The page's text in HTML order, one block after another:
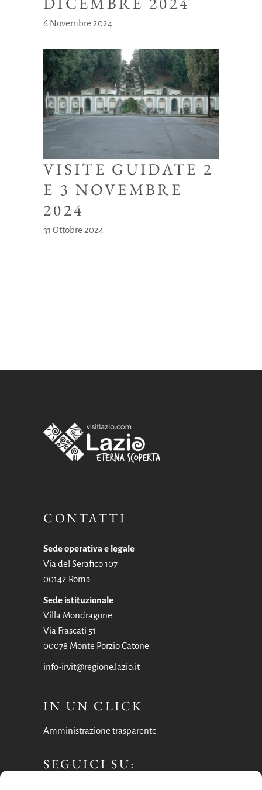
6 Novembre 2024
VISITE GUIDATE 2
E 3 NOVEMBRE
2024
31 Ottobre 2024
CONTATTI
Sede operativa e legale
Via del Serafico 107
00142 Roma
Sede istituzionale
Villa Mondragone
Via Frascati 51
00078 Monte Porzio Catone
info-irvit@regione.lazio.it
IN UN CLICK
Amministrazione trasparente
SEGUICI SU: